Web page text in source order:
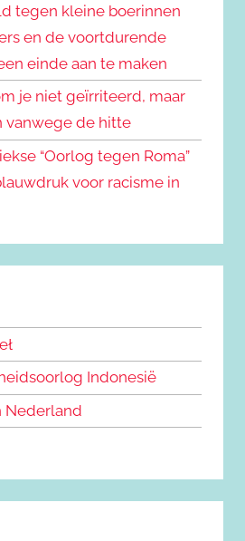
tegen kleine boerinnen
en de voortdurende
einde aan te maken
je niet geïrriteerd, maar
vanwege de hitte
“Oorlog tegen Roma”
voor racisme in
Indonesië
Nederland